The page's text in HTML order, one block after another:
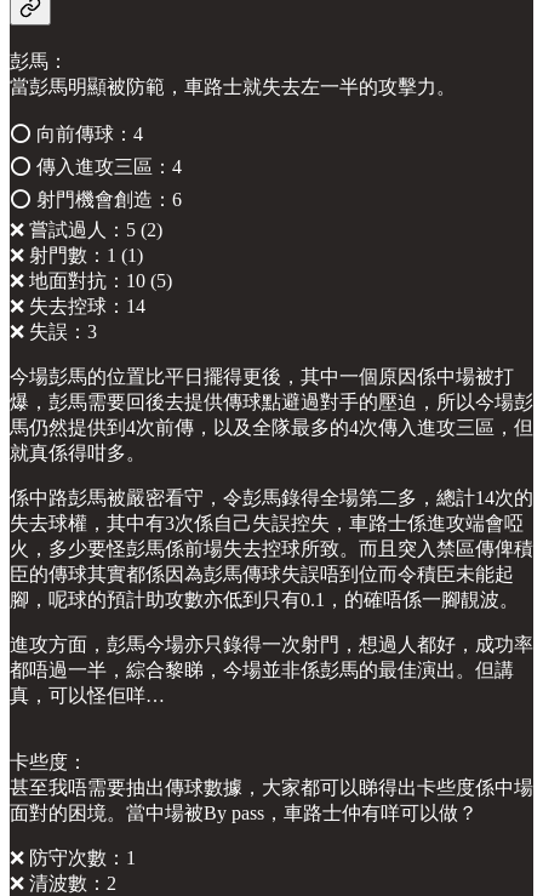
彭馬：
當彭馬明顯被防範，車路士就失去左一半的攻擊力。
⭕️ 向前傳球：4
⭕️ 傳入進攻三區：4
⭕️ 射門機會創造：6
❌ 嘗試過人：5 (2)
❌ 射門數：1 (1)
❌ 地面對抗：10 (5)
❌ 失去控球：14
❌ 失誤：3
今場彭馬的位置比平日擺得更後，其中一個原因係中場被打
爆，彭馬需要回後去提供傳球點避過對手的壓迫，所以今場彭
馬仍然提供到4次前傳，以及全隊最多的4次傳入進攻三區，但
就真係得咁多。
係中路彭馬被嚴密看守，令彭馬錄得全場第二多，總計14次的
失去球權，其中有3次係自己失誤控失，車路士係進攻端會啞
火，多少要怪彭馬係前場失去控球所致。而且突入禁區傳俾積
臣的傳球其實都係因為彭馬傳球失誤唔到位而令積臣未能起
腳，呢球的預計助攻數亦低到只有0.1，的確唔係一腳靚波。
進攻方面，彭馬今場亦只錄得一次射門，想過人都好，成功率
都唔過一半，綜合黎睇，今場並非係彭馬的最佳演出。但講
真，可以怪佢咩…
卡些度：
甚至我唔需要抽出傳球數據，大家都可以睇得出卡些度係中場
面對的困境。當中場被By pass，車路士仲有咩可以做？
❌ 防守次數：1
❌ 清波數：2